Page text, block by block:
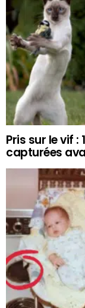
Pris sur le vif
capturées